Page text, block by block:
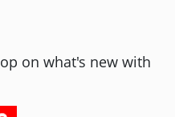
on what's new with